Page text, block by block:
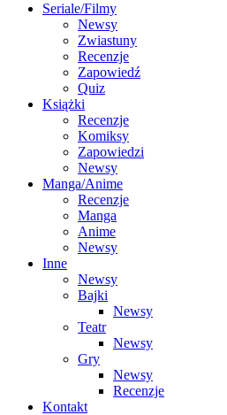
Seriale/Filmy
Newsy
Zwiastuny
Recenzje
Zapowiedź
Quiz
Książki
Recenzje
Komiksy
Zapowiedzi
Newsy
Manga/Anime
Recenzje
Manga
Anime
Newsy
Inne
Newsy
Bajki
Newsy
Teatr
Newsy
Gry
Newsy
Recenzje
Kontakt